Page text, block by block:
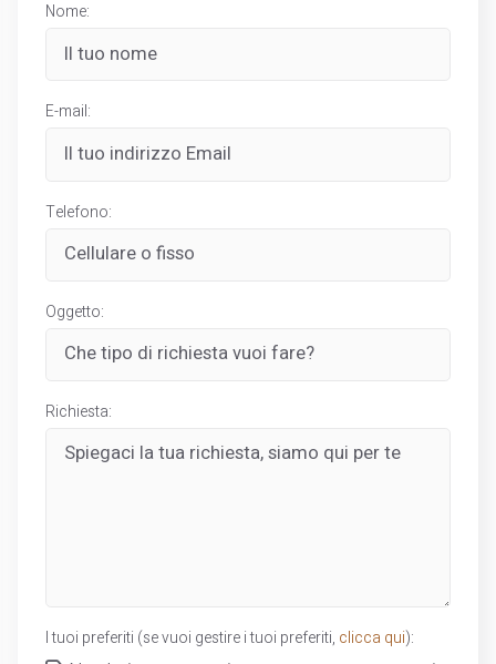
Nome:
E-mail:
Telefono:
Oggetto:
Richiesta:
I tuoi preferiti (se vuoi gestire i tuoi preferiti, clicca qui):